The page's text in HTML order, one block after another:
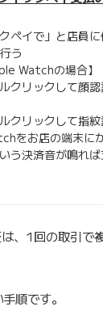
ペイで」と店員に
う
Watchの場合】
クリックして顔認
クリックして指
をお店の端末に
う決済音が鳴れ
、1回の取引で
順です。